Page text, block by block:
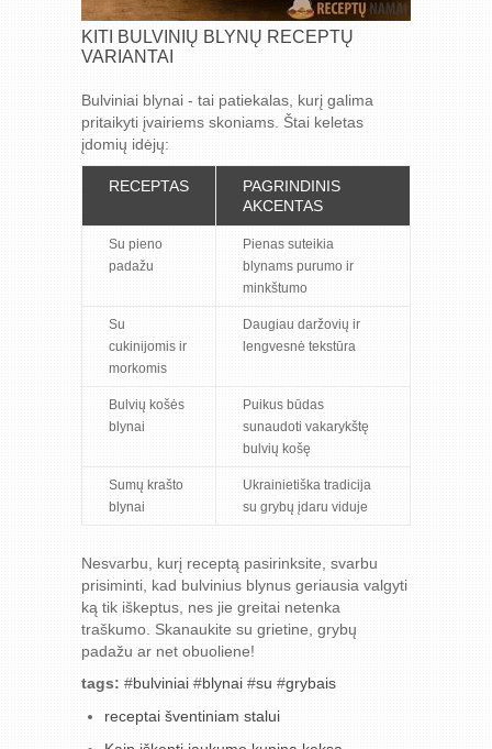
KITI BULVINIŲ BLYNŲ RECEPTŲ
VARIANTAI
Bulviniai blynai - tai patiekalas, kurį galima
pritaikyti įvairiems skoniams. Štai keletas
įdomių idėjų:
RECEPTAS
PAGRINDINIS
AKCENTAS
Su pieno
padažu
Pienas suteikia
blynams purumo ir
minkštumo
Su
cukinijomis ir
morkomis
Daugiau daržovių ir
lengvesnė tekstūra
Bulvių košės
blynai
Puikus būdas
sunaudoti vakarykštę
bulvių košę
Sumų krašto
blynai
Ukrainietiška tradicija
su grybų įdaru viduje
Nesvarbu, kurį receptą pasirinksite, svarbu
prisiminti, kad bulvinius blynus geriausia valgyti
ką tik iškeptus, nes jie greitai netenka
traškumo. Skanaukite su grietine, grybų
padažu ar net obuoliene!
tags: #bulviniai #blynai #su #grybais
receptai šventiniam stalui